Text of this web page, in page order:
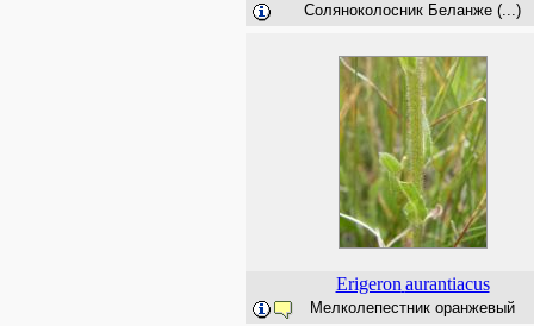
Соляноколосник Беланже (...)
Erigeron aurantiacus
Мелколепестник оранжевый